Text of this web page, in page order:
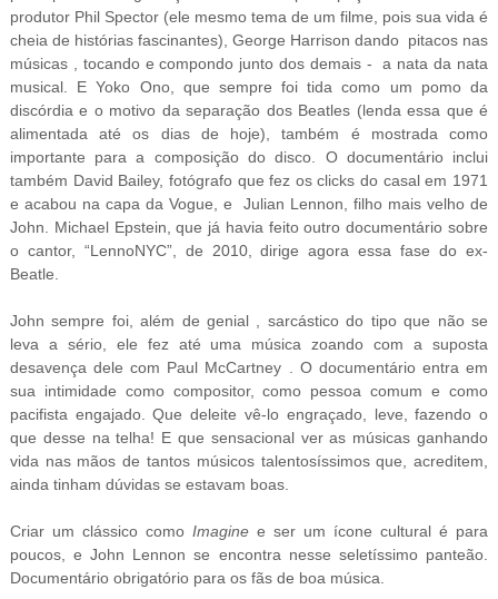
produtor Phil Spector (ele mesmo tema de um filme, pois sua vida é
cheia de histórias fascinantes), George Harrison dando pitacos nas
músicas , tocando e compondo junto dos demais - a nata da nata
musical. E Yoko Ono, que sempre foi tida como um pomo da
discórdia e o motivo da separação dos Beatles (lenda essa que é
alimentada até os dias de hoje), também é mostrada como
importante para a composição do disco. O documentário inclui
também David Bailey, fotógrafo que fez os clicks do casal em 1971
e acabou na capa da Vogue, e Julian Lennon, filho mais velho de
John. Michael Epstein, que já havia feito outro documentário sobre
o cantor, “LennoNYC”, de 2010, dirige agora essa fase do ex-
Beatle.
John sempre foi, além de genial , sarcástico do tipo que não se
leva a sério, ele fez até uma música zoando com a suposta
desavença dele com Paul McCartney . O documentário entra em
sua intimidade como compositor, como pessoa comum e como
pacifista engajado. Que deleite vê-lo engraçado, leve, fazendo o
que desse na telha! E que sensacional ver as músicas ganhando
vida nas mãos de tantos músicos talentosíssimos que, acreditem,
ainda tinham dúvidas se estavam boas.
Criar um clássico como Imaginee ser um ícone cultural é para
poucos, e John Lennon se encontra nesse seletíssimo panteão.
Documentário obrigatório para os fãs de boa música.